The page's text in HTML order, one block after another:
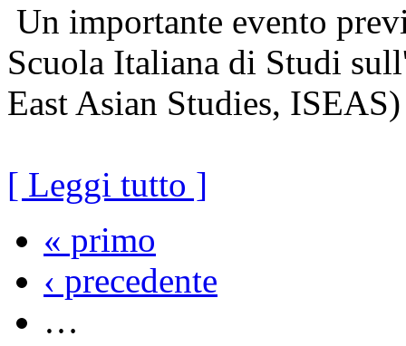
Un importante evento
Scuola Italiana di Studi
East Asian Studies,
[ Leggi tutto ]
« primo
‹ precedente
…